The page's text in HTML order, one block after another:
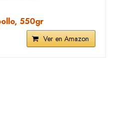
550gr
Ver en Amazon